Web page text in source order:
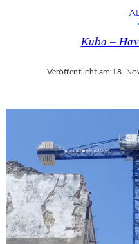
Kuba –
Veröffentlicht am:18.